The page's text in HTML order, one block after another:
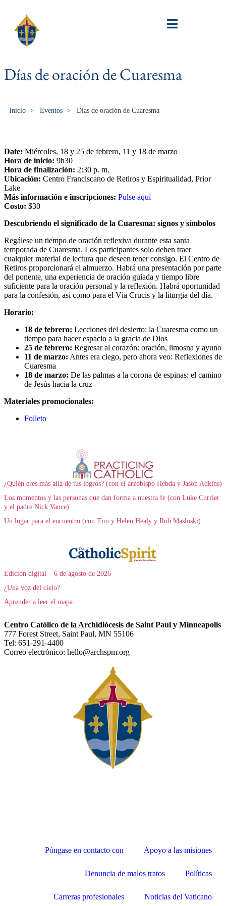
Días de oración de Cuaresma
Inicio > Eventos > Días de oración de Cuaresma
Date: Miércoles, 18 y 25 de febrero, 11 y 18 de marzo
Hora de inicio: 9h30
Hora de finalización: 2:30 p. m.
Ubicación: Centro Franciscano de Retiros y Espiritualidad, Prior
Lake
Más información e inscripciones: Pulse aquí
Costo: $30
Descubriendo el significado de la Cuaresma: signos y símbolos
Regálese un tiempo de oración reflexiva durante esta santa
temporada de Cuaresma. Los participantes solo deben traer
cualquier material de lectura que deseen tener consigo. El Centro de
Retiros proporcionará el almuerzo. Habrá una presentación por parte
del ponente, una experiencia de oración guiada y tiempo libre
suficiente para la oración personal y la reflexión. Habrá oportunidad
para la confesión, así como para el Vía Crucis y la liturgia del día.
Horario:
18 de febrero: Lecciones del desierto: la Cuaresma como un
tiempo para hacer espacio a la gracia de Dios
25 de febrero: Regresar al corazón: oración, limosna y ayuno
11 de marzo: Antes era ciego, pero ahora veo: Reflexiones de
Cuaresma
18 de marzo: De las palmas a la corona de espinas: el camino
de Jesús hacia la cruz
Materiales promocionales:
Folleto
¿Quién eres más allá de tus logros? (con el arzobispo Hebda y Jason Adkins)
Los momentos y las personas que dan forma a nuestra fe (con Luke Currier
y el padre Nick Vance)
Un lugar para el encuentro (con Tim y Helen Healy y Rob Masloski)
Edición digital – 6 de agosto de 2026
¿Una voz del cielo?
Aprender a leer el mapa
Centro Católico de la Archidiócesis de Saint Paul y Minneapolis
777 Forest Street, Saint Paul, MN 55106
Tel: 651-291-4400
Correo electrónico: hello@archspm.org
Póngase en contacto con Apoyo a las misiones
Denuncia de malos tratos Políticas
Carreras profesionales Noticias del Vaticano